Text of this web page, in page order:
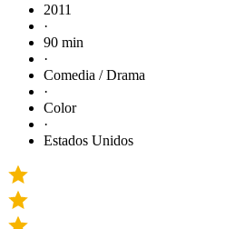
2011
·
90 min
·
Comedia / Drama
·
Color
·
Estados Unidos